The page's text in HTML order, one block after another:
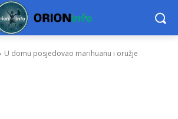
U domu posjedovao marihuanu i oružje